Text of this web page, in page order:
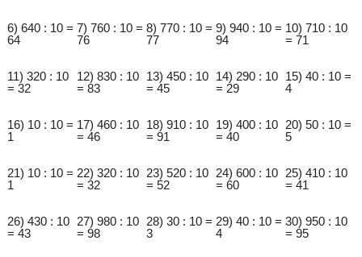
6) 640 : 10 =
64
7) 760 : 10 =
76
8) 770 : 10 =
77
9) 940 : 10 =
94
10) 710 : 10
= 71
11) 320 : 10
= 32
12) 830 : 10
= 83
13) 450 : 10
= 45
14) 290 : 10
= 29
15) 40 : 10 =
4
16) 10 : 10 =
1
17) 460 : 10
= 46
18) 910 : 10
= 91
19) 400 : 10
= 40
20) 50 : 10 =
5
21) 10 : 10 =
1
22) 320 : 10
= 32
23) 520 : 10
= 52
24) 600 : 10
= 60
25) 410 : 10
= 41
26) 430 : 10
= 43
27) 980 : 10
= 98
28) 30 : 10 =
3
29) 40 : 10 =
4
30) 950 : 10
= 95